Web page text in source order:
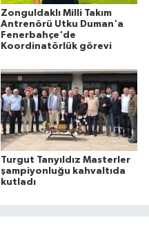
Zonguldaklı Milli Takım
Antrenörü Utku Duman'a
Fenerbahçe'de
Koordinatörlük görevi
Turgut Tanyıldız Masterler
şampiyonluğu kahvaltıda
kutladı